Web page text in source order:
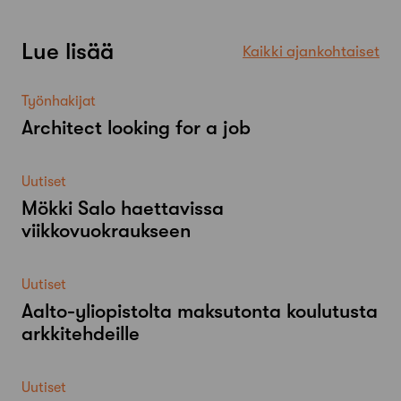
Lue lisää Kaikki ajankohtaiset
Työnhakijat
Architect looking for a job
Uutiset
Mökki Salo haettavissa
viikkovuokraukseen
Uutiset
Aalto-​yliopistolta maksutonta koulutusta
arkkitehdeille
Uutiset